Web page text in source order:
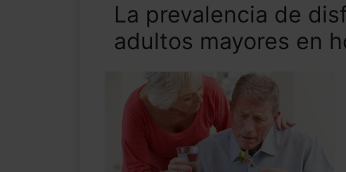
La prevalencia de
adultos mayores en